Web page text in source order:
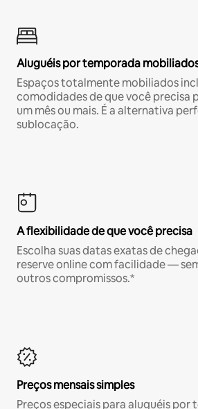
Aluguéis por temporada
Espaços totalmente mobiliados
comodidades de que você precisa
um mês ou mais. É a alternativa
sublocação.
A flexibilidade de que você precisa
Escolha suas datas exatas de
reserve online com facilidade —
outros compromissos.*
Preços mensais simples
Preços especiais para aluguéis por